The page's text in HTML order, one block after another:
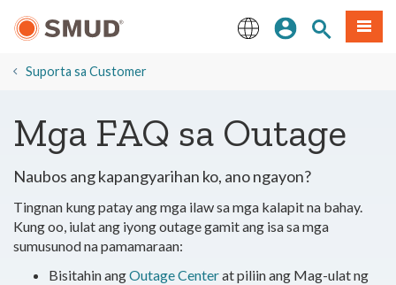
Nilalaman
Mag-sign InMenu
Suporta sa Customer
​Mga FAQ sa Outage
Naubos ang kapangyarihan ko, ano ngayon?
Tingnan kung patay ang mga ilaw sa mga kalapit na bahay.
Kung oo, iulat ang iyong outage gamit ang isa sa mga
sumusunod na pamamaraan:
Bisitahin angOutage Centerat piliin ang Mag-ulat ng